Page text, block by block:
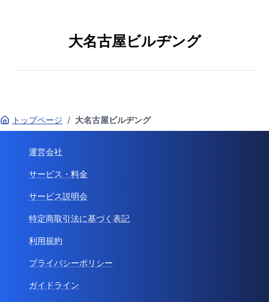
大名古屋ビルヂング
トップページ / 大名古屋ビルヂング
運営会社
サービス・料金
サービス説明会
特定商取引法に基づく表記
利用規約
プライバシーポリシー
ガイドライン